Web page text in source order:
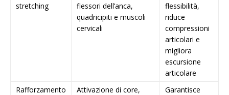
stretching
flessori dell’anca,
quadricipiti e muscoli
cervicali
flessibilità,
riduce
compressioni
articolari e
migliora
escursione
articolare
Rafforzamento
Attivazione di core,
Garantisce